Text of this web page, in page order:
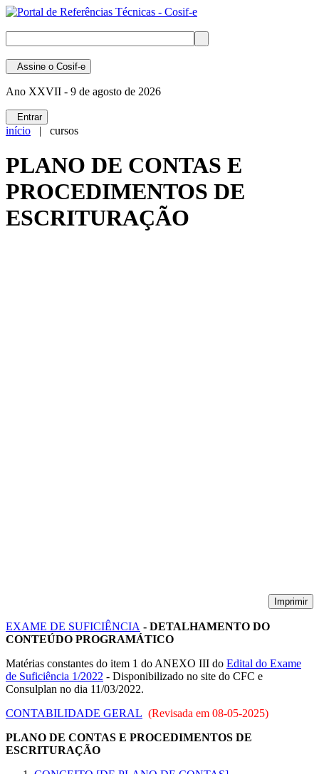
Assine o Cosif-e
Ano XXVII - 9 de agosto de 2026
Entrar
início | cursos
PLANO DE CONTAS E
PROCEDIMENTOS DE
ESCRITURAÇÃO
Imprimir
EXAME DE SUFICIÊNCIA - DETALHAMENTO DO
CONTEÚDO PROGRAMÁTICO
Matérias constantes do item 1 do ANEXO III do Edital do Exame
de Suficiência 1/2022 - Disponibilizado no site do CFC e
Consulplan no dia 11/03/2022.
CONTABILIDADE GERAL (Revisada em 08-05-2025)
PLANO DE CONTAS E PROCEDIMENTOS DE
ESCRITURAÇÃO